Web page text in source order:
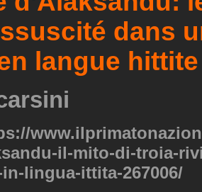
dans
langue
il-mito-di-troia-
lingua-ittita-267006/